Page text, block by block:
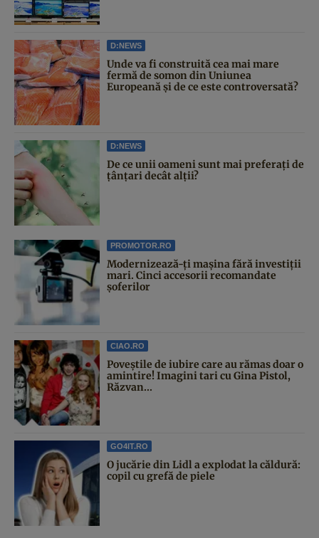
D:NEWS
Unde va fi construită cea mai mare
fermă de somon din Uniunea
Europeană și de ce este controversată?
D:NEWS
De ce unii oameni sunt mai preferați de
țânțari decât alții?
PROMOTOR.RO
Modernizează-ți mașina fără investiții
mari. Cinci accesorii recomandate
șoferilor
CIAO.RO
Poveştile de iubire care au rămas doar o
amintire! Imagini tari cu Gina Pistol,
Răzvan...
GO4IT.RO
O jucărie din Lidl a explodat la căldură:
copil cu grefă de piele